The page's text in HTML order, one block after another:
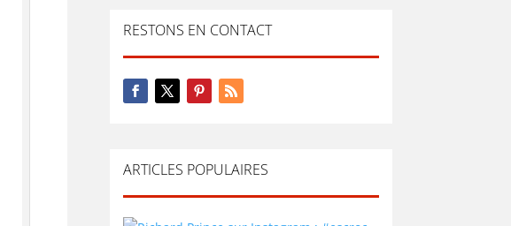
RESTONS EN CONTACT
ARTICLES POPULAIRES